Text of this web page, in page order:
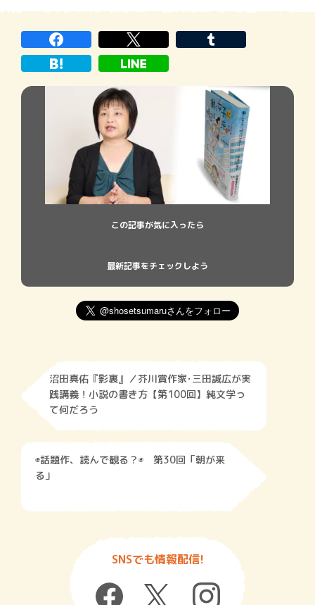
いおむらいす』はそんな連作短編集だ。
全五編のうち、最後の『フチモチの唄』は
この記事が気に入ったら
最新記事をチェックしよう
沼田真佑『影裏』／芥川賞作家･三田誠広が実
践講義！小説の書き方【第100回】純文学っ
て何だろう
◉話題作、読んで観る？◉ 第30回「朝が来
る」
SNSでも情報配信!